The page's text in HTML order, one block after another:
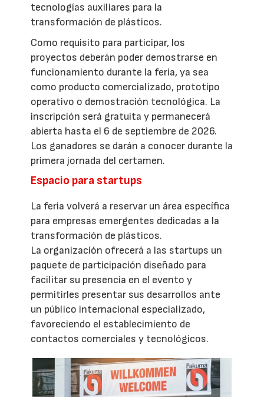
tecnologías auxiliares para la
transformación de plásticos.
Como requisito para participar, los
proyectos deberán poder demostrarse en
funcionamiento durante la feria, ya sea
como producto comercializado, prototipo
operativo o demostración tecnológica. La
inscripción será gratuita y permanecerá
abierta hasta el 6 de septiembre de 2026.
Los ganadores se darán a conocer durante la
primera jornada del certamen.
Espacio para startups
La feria volverá a reservar un área específica
para empresas emergentes dedicadas a la
transformación de plásticos.
La organización ofrecerá a las startups un
paquete de participación diseñado para
facilitar su presencia en el evento y
permitirles presentar sus desarrollos ante
un público internacional especializado,
favoreciendo el establecimiento de
contactos comerciales y tecnológicos.